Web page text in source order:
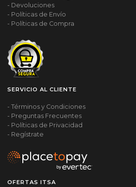
- Devoluciones
- Políticas de Envío
- Políticas de Compra
SERVICIO AL CLIENTE
- Términos y Condiciones
- Preguntas Frecuentes
- Políticas de Privacidad
- Regístrate
OFERTAS ITSA